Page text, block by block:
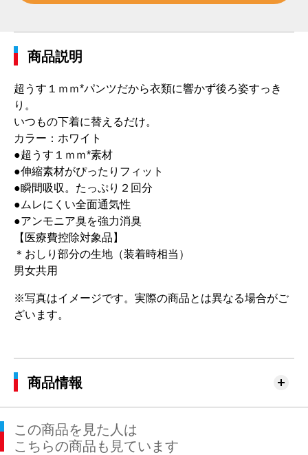
商品説明
超うす１ｍｍ*パンツだから衣類に響かず後ろ姿すっき
り。
いつもの下着に替えるだけ。
カラー：ホワイト
●超うす１ｍｍ*素材
●伸縮素材がぴったりフィット
●瞬間吸収。たっぷり２回分
●ムレにくい全面通気性
●アンモニア臭を強力消臭
【医療費控除対象品】
＊おしり部分の生地（装着時相当）
男女共用
※写真はイメージです。実際の商品とは異なる場合がご
ざいます。
商品情報
この商品を見た人は
こちらの商品も見ています